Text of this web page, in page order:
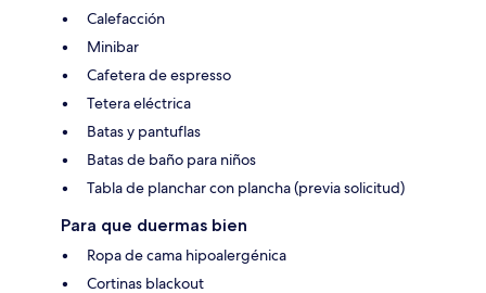
Calefacción
Minibar
Cafetera de espresso
Tetera eléctrica
Batas y pantuflas
Batas de baño para niños
Tabla de planchar con plancha (previa solicitud)
Para que duermas bien
Ropa de cama hipoalergénica
Cortinas blackout